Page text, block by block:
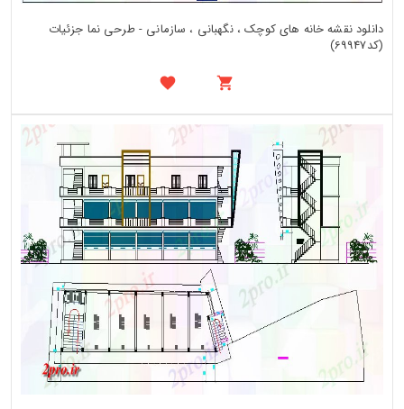
دانلود نقشه خانه های کوچک ، نگهبانی ، سازمانی - طرحی نما جزئیات
(کد69947)